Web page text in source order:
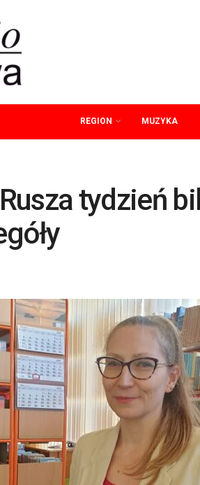
REGION MUZYKA
tydzień